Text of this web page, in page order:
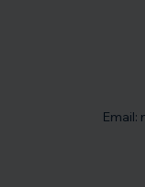
Email: